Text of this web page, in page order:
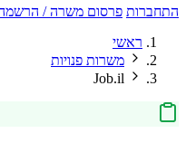
התחברות פרסום משרה /
ראשי
משרות פנויות
Job.il